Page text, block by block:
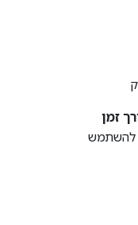
זמן
להשתמש